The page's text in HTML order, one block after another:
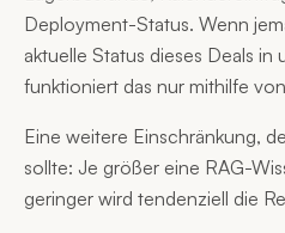
Deployment-Status. Wenn
aktuelle Status dieses Deals in
funktioniert das nur mithilfe
Eine weitere Einschränkung,
sollte: Je größer eine RAG-
geringer wird tendenziell die